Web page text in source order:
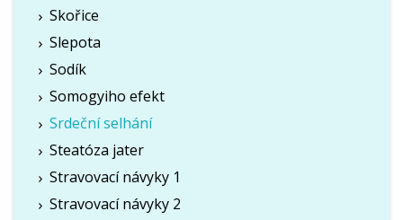
Skořice
Slepota
Sodík
Somogyiho efekt
Srdeční selhání
Steatóza jater
Stravovací návyky 1
Stravovací návyky 2